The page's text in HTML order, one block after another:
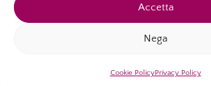
Accetta
Nega
Cookie PolicyPrivacy Policy
Copyright © 2026 – Tutti i diritti
P.IVA 02428200568